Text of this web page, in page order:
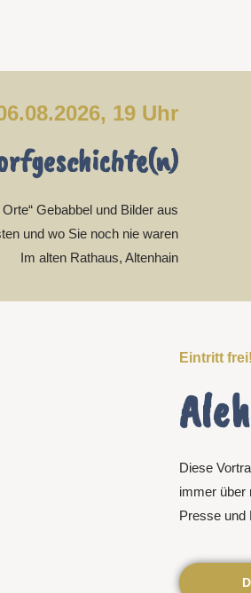
19 Uhr
Gebabbel und Bilder aus
und wo Sie noch nie waren
Im alten Rathaus, Altenhain
Eintritt frei!
Diese
immer über
Presse und